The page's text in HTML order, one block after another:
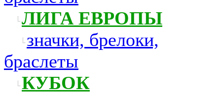
ЛИГА ЕВРОПЫ
значки, брелоки,
браслеты
КУБОК